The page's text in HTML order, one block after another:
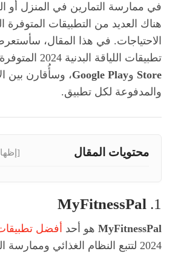
في ممارسة التمارين في المنزل أو
هناك العديد من التطبيقات المتوفرة
الاحتياجات. في هذا المقال،
تطبيقات اللياقة البدنية 2024 المتوفرة على متاجر
Store وGoogle Play، وسأُقارن بين
والمدفوعة لكل تطبيق.
محتويات المقال
1.
MyFitnessPal
MyFitnessPal هو أحد أفضل
2024 لتتبع النظام الغذائي